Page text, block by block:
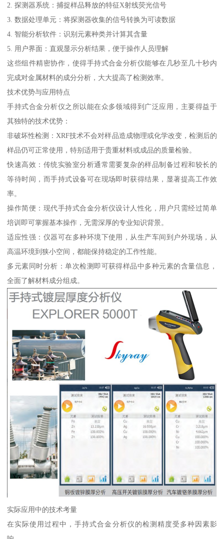
2. 探测器系统：捕捉样品释放的特征X射线荧光信号
3. 数据处理单元：将探测器收集的信号转换为可读数据
4. 智能分析软件：识别元素种类并计算其含量
5. 用户界面：直观显示分析结果，便于操作人员理解
这些组件精密协作，使得手持式合金分析仪能够在几秒至几十秒内
完成对金属材料的成分分析，大大提高了检测效率。
技术优势与应用特点
手持式合金分析仪之所以能在众多领域得到广泛应用，主要得益于
其独特的技术优势：
非破坏性检测：XRF技术不会对样品造成物理或化学改变，检测后的
样品仍可正常使用，特别适用于贵重材料或成品的质量检验。
快速高效：传统实验室分析通常需要复杂的样品制备过程和较长的
等待时间，而手持式设备可在现场即时获得结果，显著提高工作效
率。
操作简便：现代手持式合金分析仪设计人性化，用户只需经过简单
培训即可掌握基本操作，无需深厚的专业知识背景。
适应性强：仪器可在多种环境下使用，从生产车间到户外现场，从
高温环境到狭小空间，都能保持稳定的工作性能。
多元素同时分析：单次检测即可获得样品中多种元素的含量信息，
全面了解材料成分组成。
实际应用中的技术考量
在实际使用过程中，手持式合金分析仪的检测精度受多种因素影